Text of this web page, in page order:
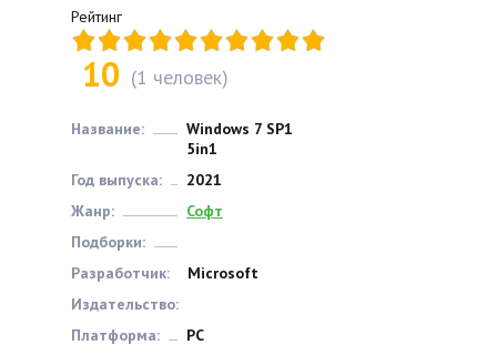
Рейтинг
10 (1 человек)
Название:
Windows 7 SP1
5in1
Год выпуска:
2021
Жанр:
Софт
Подборки:
Разработчик:
Microsoft
Издательство:
Платформа:
РС